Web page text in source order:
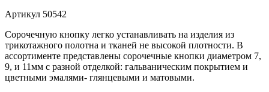
Артикул 50542
Сорочечную кнопку легко устанавливать на изделия из
трикотажного полотна и тканей не высокой плотности. В
ассортименте представлены сорочечные кнопки диаметром 7,
9, и 11мм с разной отделкой: гальваническим покрытием и
цветными эмалями- глянцевыми и матовыми.